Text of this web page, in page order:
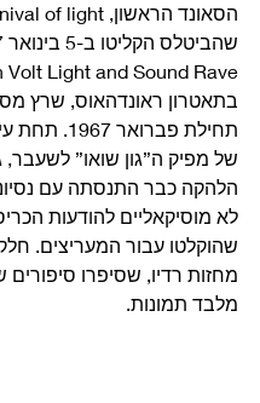
בתאטרון ראונדהאוס, שרץ
תחילת פברואר
של מפיק ה”גון שואו” לשעבר,
הלהקה כבר התנסתה עם
לא מוסיקאליים להודעות
שהוקלטו עבור המעריצים.
מחזות רדיו, שסיפרו סיפורים
מלבד תמונות.